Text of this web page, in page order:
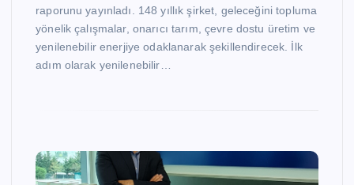
raporunu yayınladı. 148 yıllık şirket, geleceğini topluma
yönelik çalışmalar, onarıcı tarım, çevre dostu üretim ve
yenilenebilir enerjiye odaklanarak şekillendirecek. İlk
adım olarak yenilenebilir…